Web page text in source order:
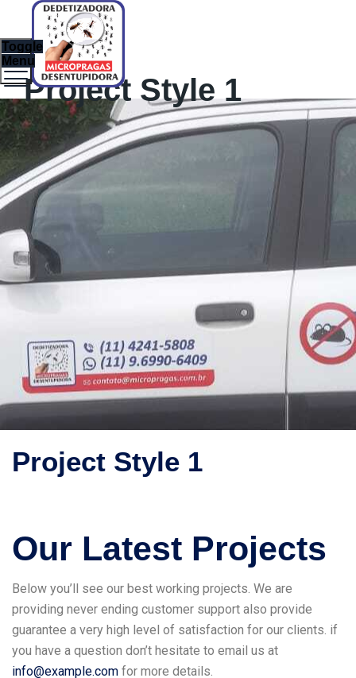
Toggle
Menu
Project Style 1
Project Style 1
Our Latest Projects
Below you’ll see our best working projects. We are
providing never ending customer support also provide
guarantee a very high level of satisfaction for our clients. if
you have a question don’t hesitate to email us at
info@example.com for more details.